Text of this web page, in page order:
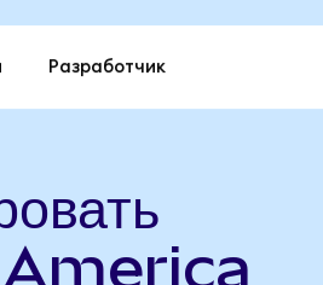
Разработчик